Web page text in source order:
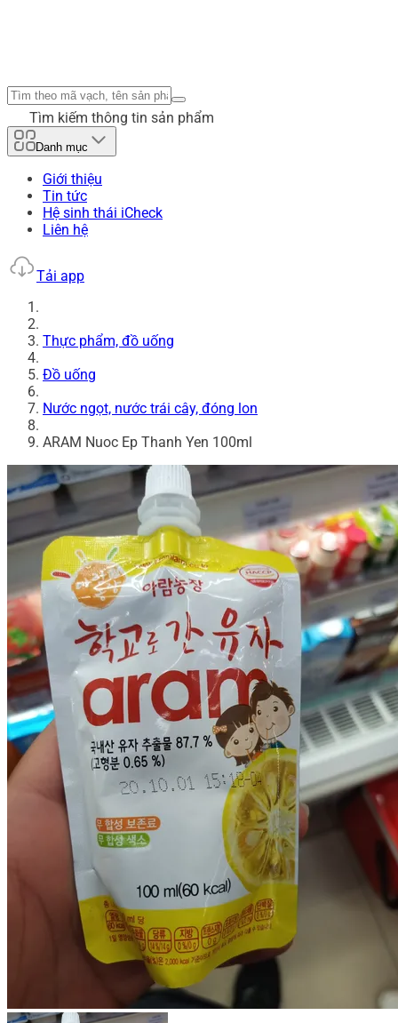
Tìm kiếm thông tin sản phẩm
Danh mục
Giới thiệu
Tin tức
Hệ sinh thái iCheck
Liên hệ
Tải app
Thực phẩm, đồ uống
Đồ uống
Nước ngọt, nước trái cây, đóng lon
ARAM Nuoc Ep Thanh Yen 100ml